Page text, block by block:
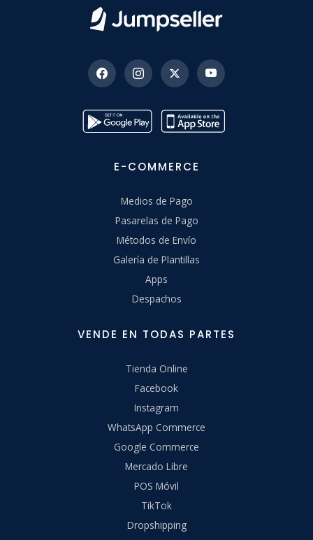
E-COMMERCE
Medios de Pago
Pasarelas de Pago
Métodos de Envío
Galería de Plantillas
Apps
Despachos
VENDE EN TODAS PARTES
Tienda Online
Facebook
Instagram
WhatsApp Commerce
Google Commerce
Mercado Libre
POS Móvil
TikTok
Dropshipping